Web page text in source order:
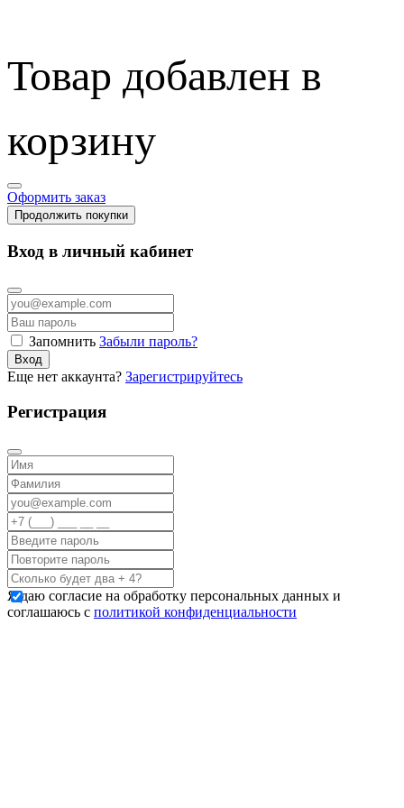
Товар добавлен в
корзину
Оформить заказ
Продолжить покупки
Вход в личный кабинет
Запомнить Забыли пароль?
Вход
Еще нет аккаунта? Зарегистрируйтесь
Регистрация
Я даю согласие на обработку персональных данных и
соглашаюсь с политикой конфиденциальности